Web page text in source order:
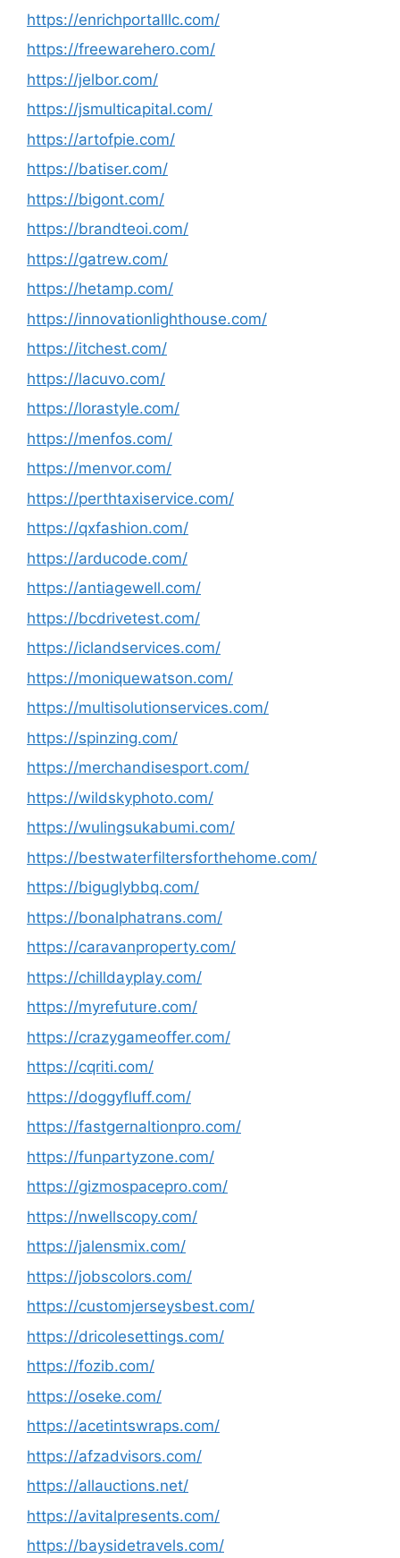
https://enrichportalllc.com/
https://freewarehero.com/
https://jelbor.com/
https://jsmulticapital.com/
https://artofpie.com/
https://batiser.com/
https://bigont.com/
https://brandteoi.com/
https://gatrew.com/
https://hetamp.com/
https://innovationlighthouse.com/
https://itchest.com/
https://lacuvo.com/
https://lorastyle.com/
https://menfos.com/
https://menvor.com/
https://perthtaxiservice.com/
https://qxfashion.com/
https://arducode.com/
https://antiagewell.com/
https://bcdrivetest.com/
https://iclandservices.com/
https://moniquewatson.com/
https://multisolutionservices.com/
https://spinzing.com/
https://merchandisesport.com/
https://wildskyphoto.com/
https://wulingsukabumi.com/
https://bestwaterfiltersforthehome.com/
https://biguglybbq.com/
https://bonalphatrans.com/
https://caravanproperty.com/
https://chilldayplay.com/
https://myrefuture.com/
https://crazygameoffer.com/
https://cqriti.com/
https://doggyfluff.com/
https://fastgernaltionpro.com/
https://funpartyzone.com/
https://gizmospacepro.com/
https://nwellscopy.com/
https://jalensmix.com/
https://jobscolors.com/
https://customjerseysbest.com/
https://dricolesettings.com/
https://fozib.com/
https://oseke.com/
https://acetintswraps.com/
https://afzadvisors.com/
https://allauctions.net/
https://avitalpresents.com/
https://baysidetravels.com/